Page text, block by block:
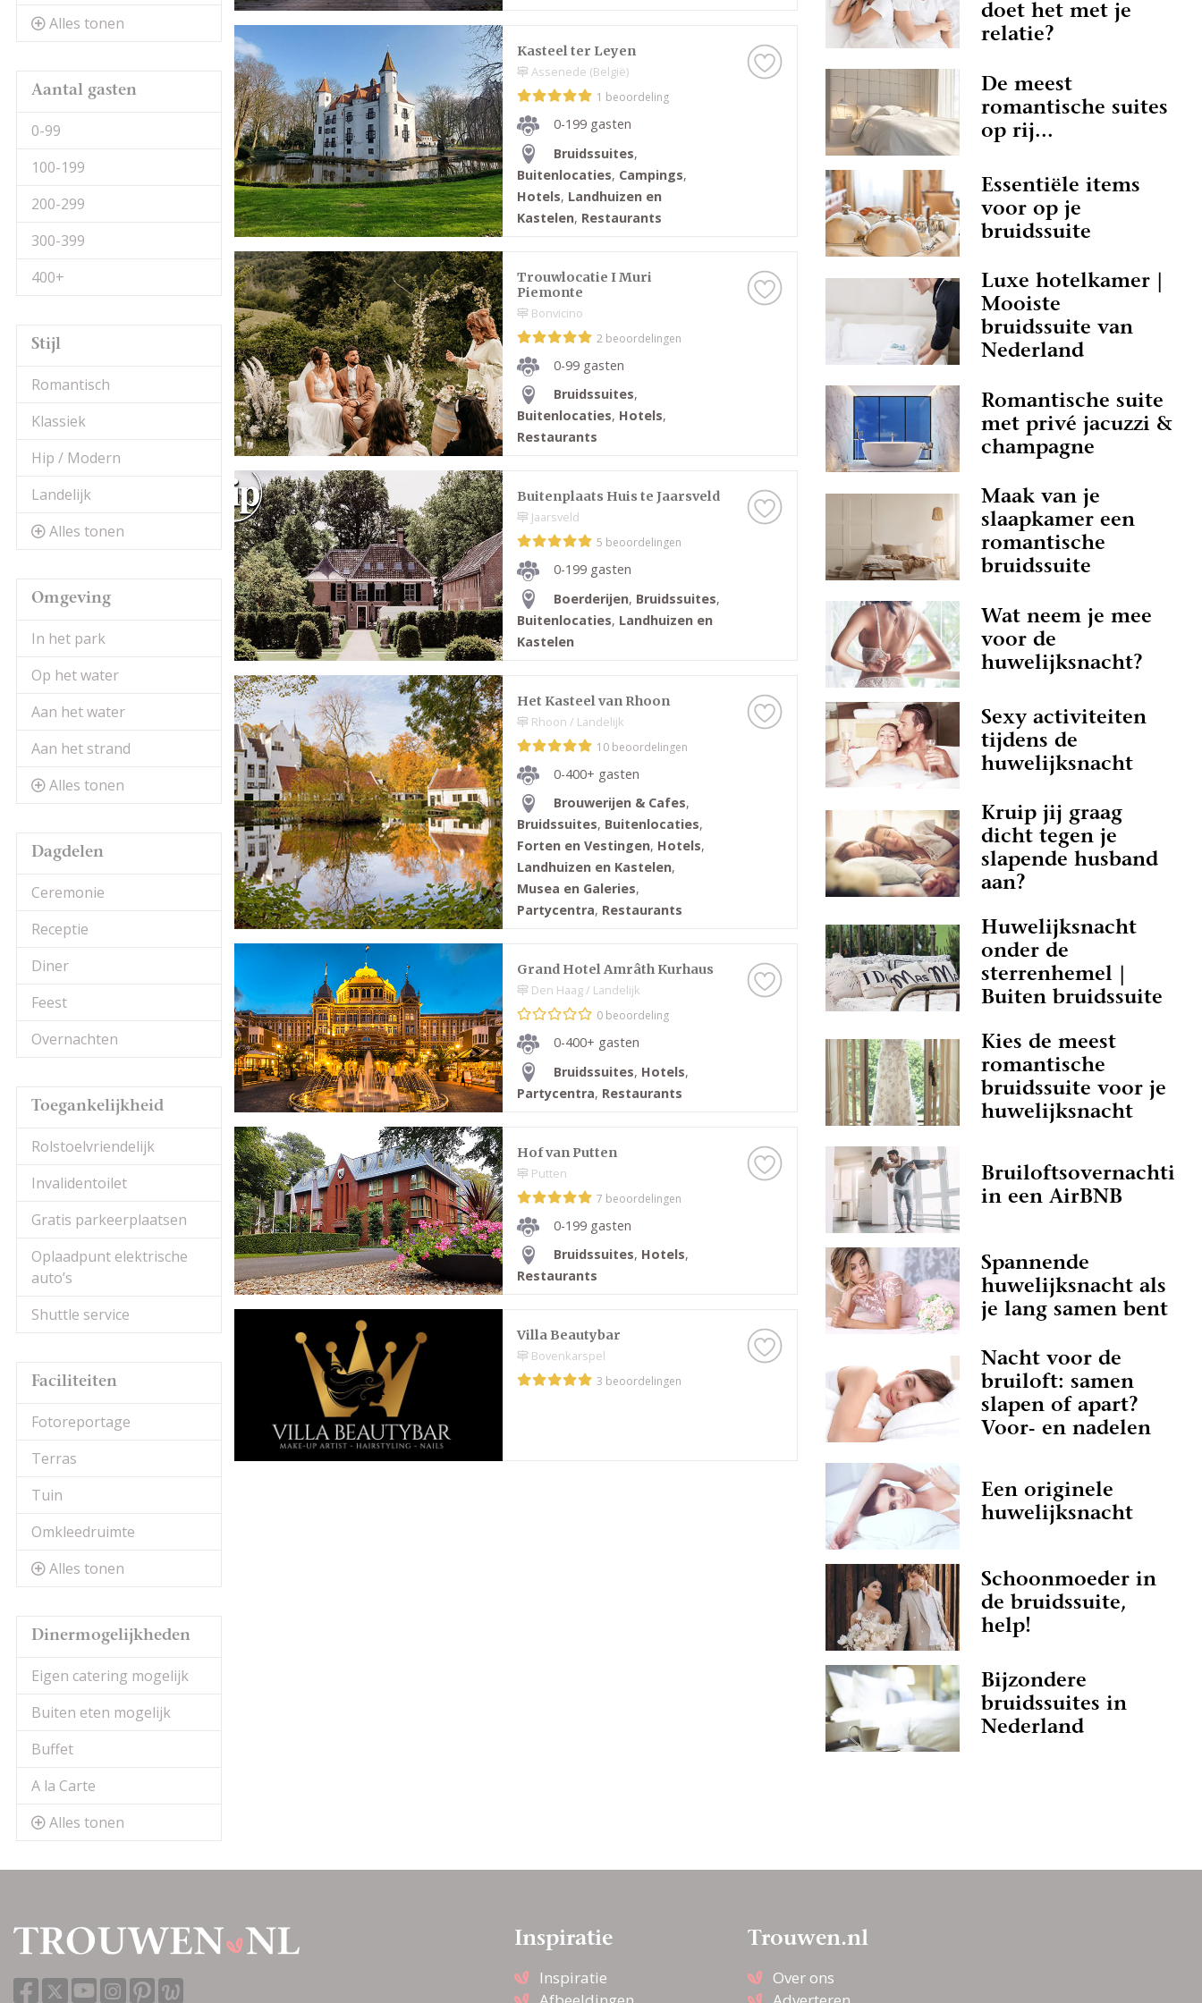
Alles tonen
Aantal gasten
0-99
100-199
200-299
300-399
400+
Stijl
Romantisch
Klassiek
Hip / Modern
Landelijk
Alles tonen
Omgeving
In het park
Op het water
Aan het water
Aan het strand
Alles tonen
Dagdelen
Ceremonie
Receptie
Diner
Feest
Overnachten
Toegankelijkheid
Rolstoelvriendelijk
Invalidentoilet
Gratis parkeerplaatsen
Oplaadpunt elektrische
auto’s
Shuttle service
Faciliteiten
Fotoreportage
Terras
Tuin
Omkleedruimte
Alles tonen
Dinermogelijkheden
Eigen catering mogelijk
Buiten eten mogelijk
Buffet
A la Carte
Alles tonen
Kasteel ter Leyen
Assenede (België)
1 beoordeling
0-199 gasten
Bruidssuites,
Buitenlocaties, Campings,
Hotels, Landhuizen en
Kastelen, Restaurants
Trouwlocatie I Muri
Piemonte
Bonvicino
2 beoordelingen
0-99 gasten
Bruidssuites,
Buitenlocaties, Hotels,
Restaurants
Buitenplaats Huis te Jaarsveld
Jaarsveld
5 beoordelingen
0-199 gasten
Boerderijen, Bruidssuites,
Buitenlocaties, Landhuizen en
Kastelen
Het Kasteel van Rhoon
Rhoon / Landelijk
10 beoordelingen
0-400+ gasten
Brouwerijen & Cafes,
Bruidssuites, Buitenlocaties,
Forten en Vestingen, Hotels,
Landhuizen en Kastelen,
Musea en Galeries,
Partycentra, Restaurants
Grand Hotel Amrâth Kurhaus
Den Haag / Landelijk
0 beoordeling
0-400+ gasten
Bruidssuites, Hotels,
Partycentra, Restaurants
Hof van Putten
Putten
7 beoordelingen
0-199 gasten
Bruidssuites, Hotels,
Restaurants
Villa Beautybar
Bovenkarspel
3 beoordelingen
doet het met je
relatie?
De meest
romantische suites
op rij...
Essentiële items
voor op je
bruidssuite
Luxe hotelkamer |
Mooiste
bruidssuite van
Nederland
Romantische suite
met privé jacuzzi &
champagne
Maak van je
slaapkamer een
romantische
bruidssuite
Wat neem je mee
voor de
huwelijksnacht?
Sexy activiteiten
tijdens de
huwelijksnacht
Kruip jij graag
dicht tegen je
slapende husband
aan?
Huwelijksnacht
onder de
sterrenhemel |
Buiten bruidssuite
Kies de meest
romantische
bruidssuite voor je
huwelijksnacht
Bruiloftsovernachting
in een AirBNB
Spannende
huwelijksnacht als
je lang samen bent
Nacht voor de
bruiloft: samen
slapen of apart?
Voor- en nadelen
Een originele
huwelijksnacht
Schoonmoeder in
de bruidssuite,
help!
Bijzondere
bruidssuites in
Nederland
Inspiratie
Inspiratie
Trouwen.nl
Over ons